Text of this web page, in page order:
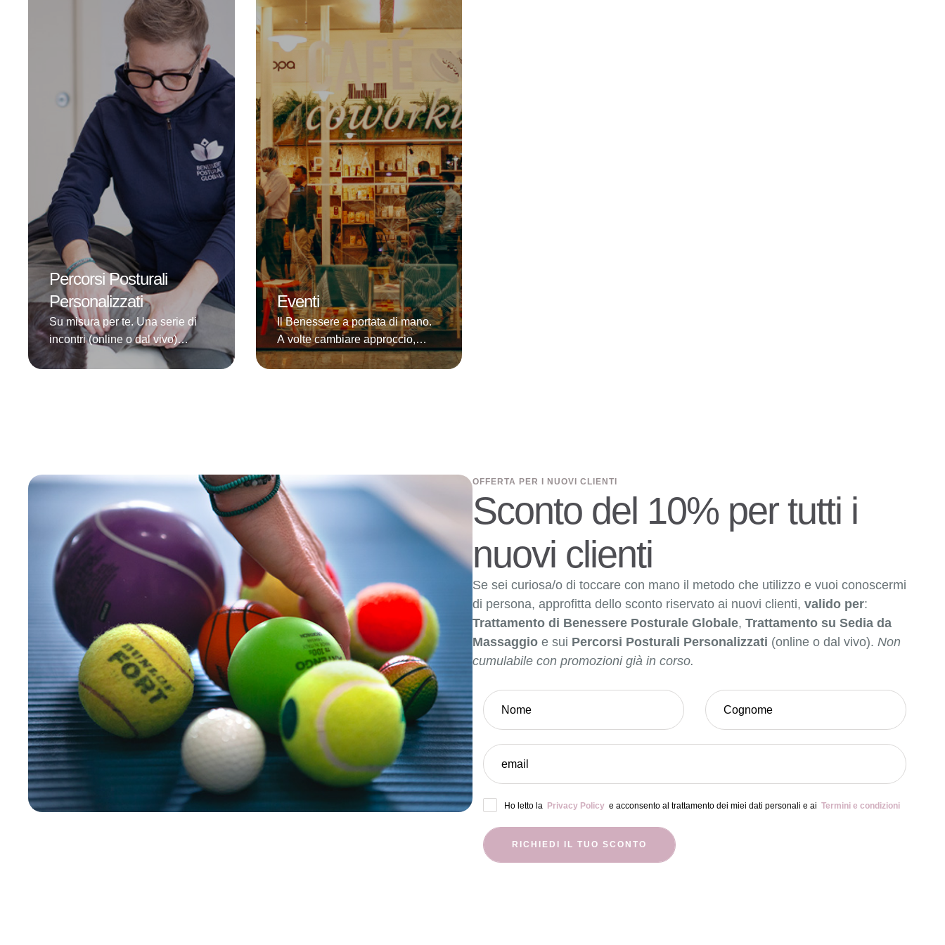
e tornare a casa con un bagaglio
di conoscenze e pratiche che ti
accompagneranno verso il
cambiamento e la conquista di
benefici evidenti nella tua …
scheletriche causate dal poco
movimento e da posture
scorrette mantenute per molto
tempo alla scrivania.Un percorso
di Educazione Posturale
pensato e strutturato affinché i
risultati siano mantenuti …
Percorsi Posturali
Personalizzati
Su misura per te. Una serie di
incontri (online o dal vivo)
studiati appositamente per le tue
per affrontare le attività della tua
quotidianità con una
consapevolezza e …
Eventi
Il Benessere a portata di mano.
A volte cambiare approccio,
cambiare punto di vista, crea
agriturismo, in rifugio… ogni
occasione è buona per
sperimentare le tecniche e
ricevere …
OFFERTA PER I NUOVI CLIENTI
Sconto del 10% per tutti i
nuovi clienti
Se sei curiosa/o di toccare con mano il metodo che utilizzo e vuoi conoscermi
di persona, approfitta dello sconto riservato ai nuovi clienti, valido per:
Trattamento di Benessere Posturale Globale, Trattamento su Sedia da
Massaggio e sui Percorsi Posturali Personalizzati (online o dal vivo). Non
cumulabile con promozioni già in corso.
Ho letto la Privacy Policy e acconsento al trattamento dei miei dati personali e ai Termini e condizioni
RICHIEDI IL TUO SCONTO